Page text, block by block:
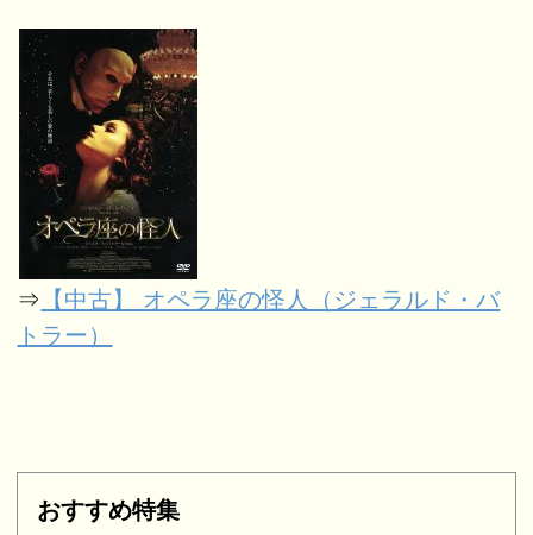
⇒
【中古】 オペラ座の怪人（ジェラルド・バ
トラー）
おすすめ特集